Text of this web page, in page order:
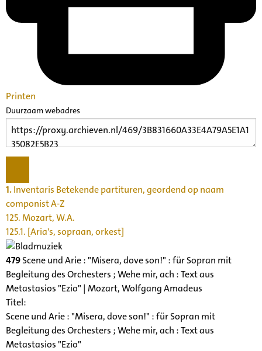
Printen
Duurzaam webadres
1.Inventaris Betekende partituren, geordend op naam
componist A-Z
125. Mozart, W.A.
125.1. [Aria's, sopraan, orkest]
479Scene und Arie : "Misera, dove son!" : für Sopran mit
Begleitung des Orchesters ; Wehe mir, ach : Text aus
Metastasios "Ezio" | Mozart, Wolfgang Amadeus
Titel:
Scene und Arie : "Misera, dove son!" : für Sopran mit
Begleitung des Orchesters ; Wehe mir, ach : Text aus
Metastasios "Ezio"